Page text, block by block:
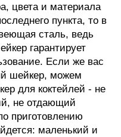
цвета и материала
пункта, то в
сталь, ведь
гарантирует
Если же вас
шейкер, можем
для коктейлей - не
не отдающий
приготовлению
маленький и